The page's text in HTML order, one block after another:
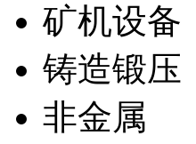
矿机设备
铸造锻压
非金属